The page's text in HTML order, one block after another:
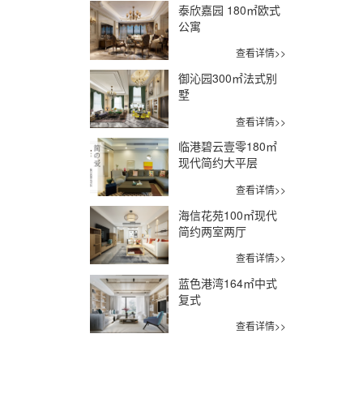
泰欣嘉园 180㎡欧式
公寓
查看详情>>
御沁园300㎡法式别
墅
查看详情>>
临港碧云壹零180㎡
现代简约大平层
查看详情>>
海信花苑100㎡现代
简约两室两厅
查看详情>>
蓝色港湾164㎡中式
复式
查看详情>>